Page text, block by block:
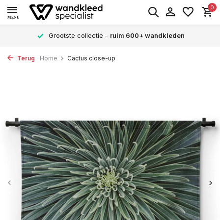
MENU
0
Grootste collectie - ruim 600+ wandkleden
Terug Home Cactus close-up